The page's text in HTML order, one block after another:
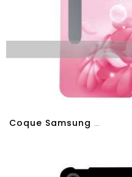
Coque Samsung Galaxy Tab S11 Ultra Papillons Roses